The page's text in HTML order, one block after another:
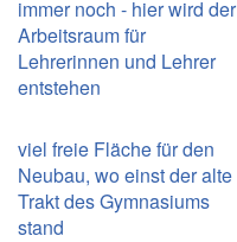
immer noch - hier wird der
Arbeitsraum für
Lehrerinnen und Lehrer
entstehen
viel freie Fläche für den
Neubau, wo einst der alte
Trakt des Gymnasiums
stand